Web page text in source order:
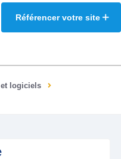
Référencer votre site
et logiciels